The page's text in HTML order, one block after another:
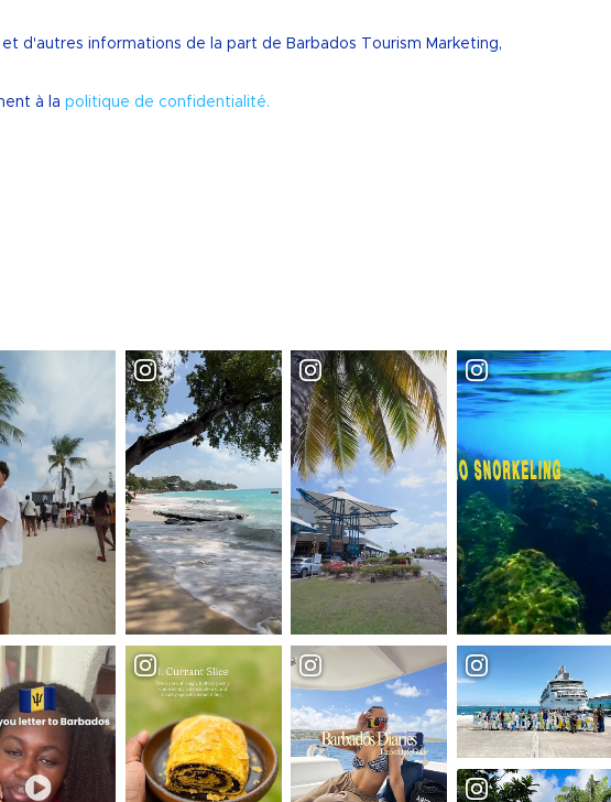
d'autres informations de la part de Barbados Tourism Marketing,
à la politique de confidentialité.